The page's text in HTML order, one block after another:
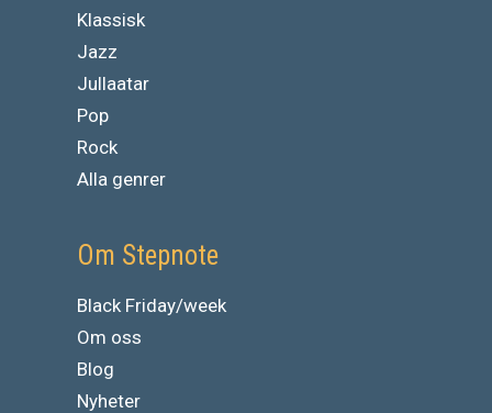
Klassisk
Jazz
Jullaatar
Pop
Rock
Alla genrer
Om Stepnote
Black Friday/week
Om oss
Blog
Nyheter